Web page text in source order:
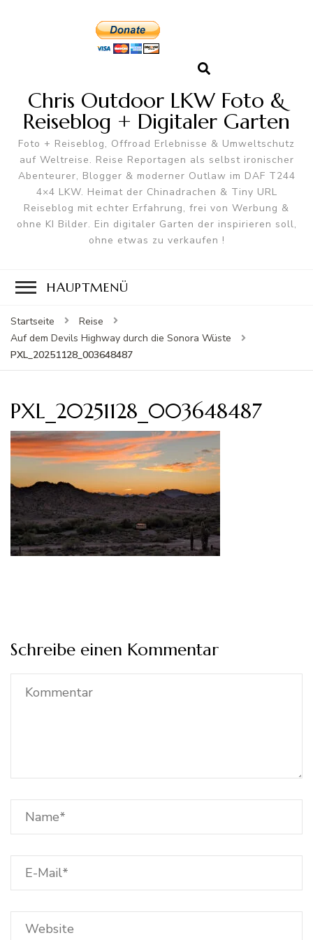
Chris Outdoor LKW Foto &
Reiseblog + Digitaler Garten
Foto + Reiseblog, Offroad Erlebnisse & Umweltschutz
auf Weltreise. Reise Reportagen als selbst ironischer
Abenteurer, Blogger & moderner Outlaw im DAF T244
4×4 LKW. Heimat der Chinadrachen & Tiny URL
Reiseblog mit echter Erfahrung, frei von Werbung &
ohne KI Bilder. Ein digitaler Garten der inspirieren soll,
ohne etwas zu verkaufen !
HAUPTMENÜ
Startseite
Reise
Auf dem Devils Highway durch die Sonora Wüste
PXL_20251128_003648487
PXL_20251128_003648487
Schreibe einen Kommentar